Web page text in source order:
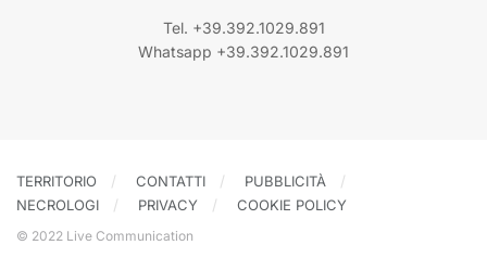
Tel. +39.392.1029.891
Whatsapp +39.392.1029.891
TERRITORIO CONTATTI
PUBBLICITÀ
NECROLOGI
PRIVACY COOKIE POLICY
© 2022 Live Communication